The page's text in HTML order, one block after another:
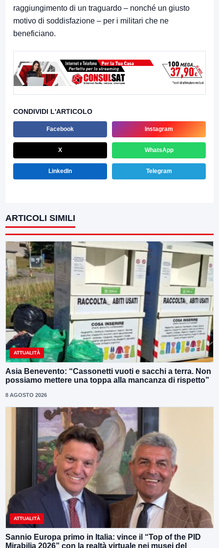
raggiungimento di un traguardo – nonché un giusto
motivo di soddisfazione – per i militari che ne
beneficiano.
CONDIVIDI L'ARTICOLO
Facebook Instagram
X WhatsApp
LinkedIn Telegram
ARTICOLI SIMILI
ATTUALITÀ
Asia Benevento: “Cassonetti vuoti e sacchi a terra. Non
possiamo mettere una toppa alla mancanza di rispetto”
8 AGOSTO 2026
ATTUALITÀ
Sannio Europa primo in Italia: vince il “Top of the PID
Mirabilia 2026” con la realtà virtuale nei musei del